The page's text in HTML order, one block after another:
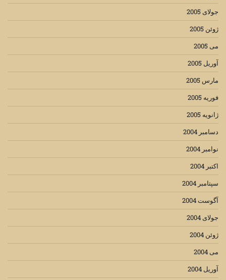
جولای 2005
ژوئن 2005
می 2005
آوریل 2005
مارس 2005
فوریه 2005
ژانویه 2005
دسامبر 2004
نوامبر 2004
اکتبر 2004
سپتامبر 2004
آگوست 2004
جولای 2004
ژوئن 2004
می 2004
آوریل 2004